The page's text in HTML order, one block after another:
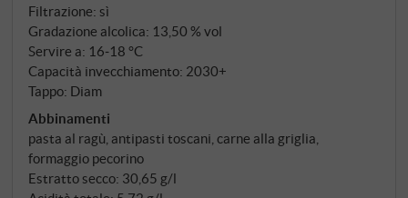
blend toscano di Sangiovese, Merlot, Syrah e
Cabernet Sauvignon, che mostra la versatilità della
posizione meridionale di Montalcino in una forma
accessibile e facile da bere.
Filtrazione: sì
Gradazione alcolica: 13,50 % vol
Servire a: 16‑18 °C
Capacità invecchiamento: 2030+
Tappo: Diam
Abbinamenti
pasta al ragù, antipasti toscani, carne alla griglia,
formaggio pecorino
Estratto secco: 30,65 g/l